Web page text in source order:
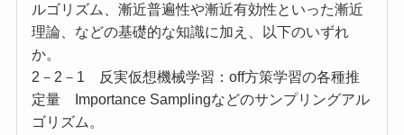
ルゴリズム、漸近普遍性や漸近有効性といった漸近
理論、などの基礎的な知識に加え、以下のいずれ
か。
2－2－1 反実仮想機械学習：off方策学習の各種推
定量 Importance Samplingなどのサンプリングアル
ゴリズム。